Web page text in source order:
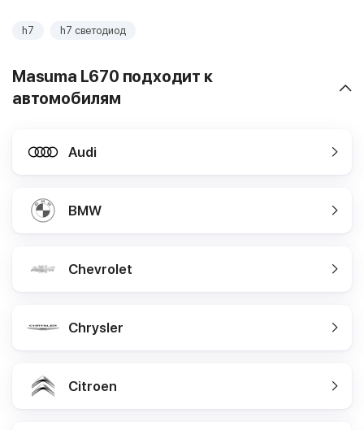
h7 h7 светодиод
Masuma L670 подходит к
автомобилям
Audi
BMW
Chevrolet
Chrysler
Citroen